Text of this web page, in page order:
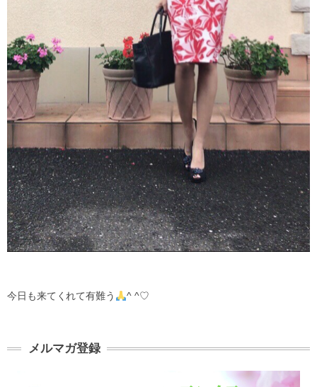
今日も来てくれて有難う ^ ^♡
メルマガ登録